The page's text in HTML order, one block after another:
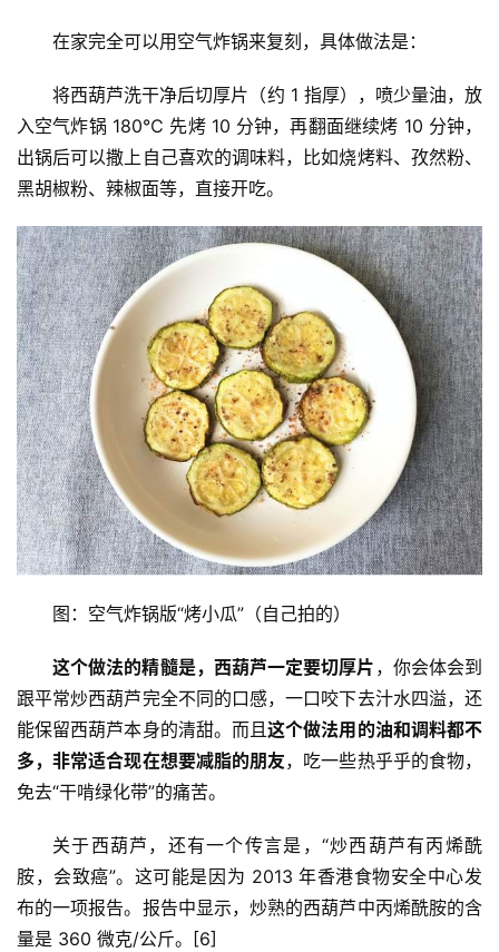
在家完全可以用空气炸锅来复刻，具体做法是：
将西葫芦洗干净后切厚片（约 1 指厚），喷少量油，放
入空气炸锅 180℃ 先烤 10 分钟，再翻面继续烤 10 分钟，
出锅后可以撒上自己喜欢的调味料，比如烧烤料、孜然粉、
黑胡椒粉、辣椒面等，直接开吃。
图：空气炸锅版“烤小瓜”（自己拍的）
这个做法的精髓是，西葫芦一定要切厚片 ，你会体会到
跟平常炒西葫芦完全不同的口感，一口咬下去汁水四溢，还
能保留西葫芦本身的清甜。而且这个做法用的油和调料都不
多，非常适合现在想要减脂的朋友，吃一些热乎乎的食物，
免去“干啃绿化带”的痛苦。
关于西葫芦，还有一个传言是，“炒西葫芦有丙烯酰
胺，会致癌”。这可能是因为 2013 年香港食物安全中心发
布的一项报告。报告中显示，炒熟的西葫芦中丙烯酰胺的含
量是 360 微克/公斤。[6]